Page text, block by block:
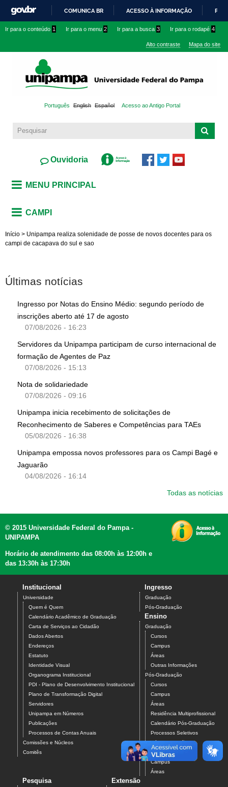
conteúdo
IR
O
COMUNICA BR ACESSO À INFORMAÇÃO
Ir para o conteúdo 1 Ir para o menu 2 Ir para a busca 3 Ir para o rodapé 4
Alto contraste Mapa do site
Português English Español Acesso ao Antigo Portal
Ouvidoria
MENU PRINCIPAL
CAMPI
Início > Unipampa realiza solenidade de posse de novos docentes para os
campi de cacapava do sul e sao
Últimas notícias
Ingresso por Notas do Ensino Médio: segundo período de
inscrições aberto até 17 de agosto
07/08/2026 - 16:23
Servidores da Unipampa participam de curso internacional de
formação de Agentes de Paz
07/08/2026 - 15:13
Nota de solidariedade
07/08/2026 - 09:16
Unipampa inicia recebimento de solicitações de
Reconhecimento de Saberes e Competências para TAEs
05/08/2026 - 16:38
Unipampa empossa novos professores para os Campi Bagé e
Jaguarão
04/08/2026 - 16:14
Todas as notícias
© 2015 Universidade Federal do Pampa -
UNIPAMPA
Horário de atendimento das 08:00h às 12:00h e
das 13:30h às 17:30h
Institucional
Universidade
Quem é Quem
Calendário Acadêmico de Graduação
Carta de Serviços ao Cidadão
Dados Abertos
Endereços
Estatuto
Identidade Visual
Organograma Institucional
PDI - Plano de Desenvolvimento Institucional
Plano de Transformação Digital
Servidores
Unipampa em Números
Publicações
Processos de Contas Anuais
Comissões e Núcleos
Comitês
Ingresso
Graduação
Pós-Graduação
Ensino
Graduação
Cursos
Campus
Áreas
Outras Informações
Pós-Graduação
Cursos
Campus
Áreas
Residência Multiprofissional
Calendário Pós-Graduação
Processos Seletivos
Pós-Graduação
Projetos
Campus
Áreas
Pesquisa Extensão